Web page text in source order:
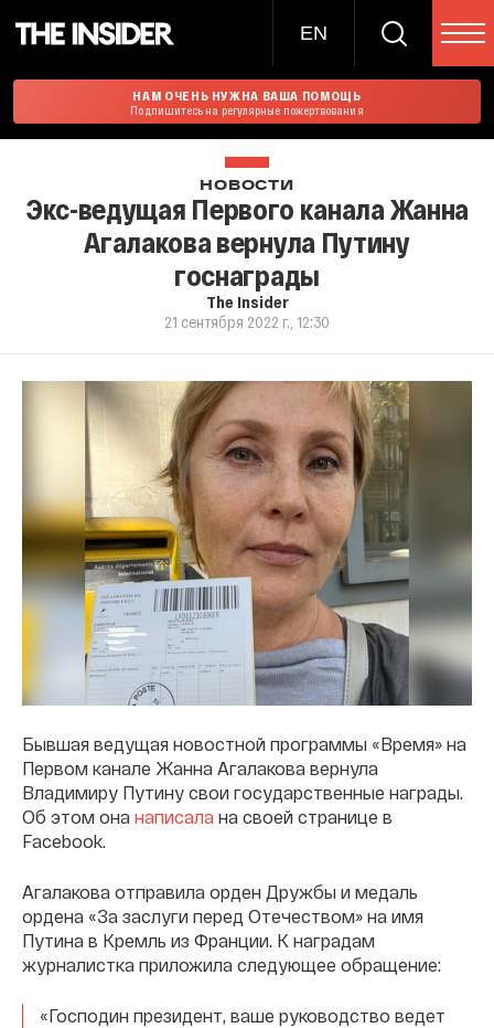
EN
НАМ ОЧЕНЬ НУЖНА ВАША ПОМОЩЬ
Подпишитесь на регулярные пожертвования
НОВОСТИ
Экс-ведущая Первого канала Жанна
Агалакова вернула Путину
госнаграды
The Insider
21 сентября 2022 г., 12:30
Бывшая ведущая новостной программы «Время» на
Первом канале Жанна Агалакова вернула
Владимиру Путину свои государственные награды.
Об этом она написала на своей странице в
Facebook.
Агалакова отправила орден Дружбы и медаль
ордена «За заслуги перед Отечеством» на имя
Путина в Кремль из Франции. К наградам
журналистка приложила следующее обращение:
«Господин президент, ваше руководство ведет